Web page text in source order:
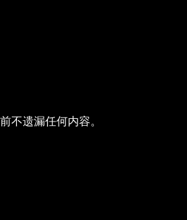
不遗漏任何内容。